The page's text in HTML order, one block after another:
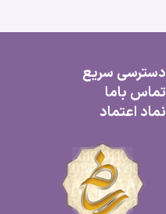
دسترسی سریع
تماس باما
نماد اعتماد